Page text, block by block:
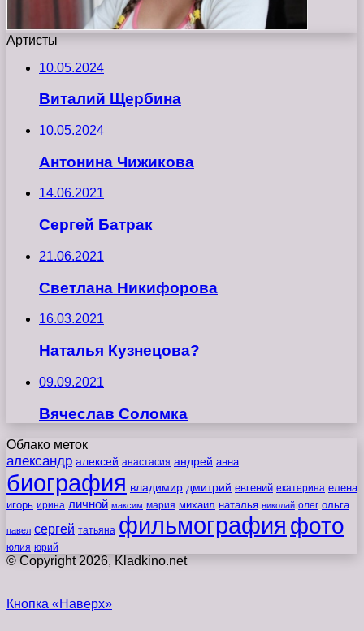
Артисты
10.05.2024
Виталий Щербина
10.05.2024
Антонина Чижикова
14.06.2021
Сергей Батрак
21.06.2021
Светлана Никифорова
16.03.2021
Наталья Кузнецова?
09.09.2021
Вячеслав Соломка
Облако меток
александр алексей анастасия андрей анна
биография владимир дмитрий евгений екатерина елена
игорь ирина личной максим мария михаил наталья николай олег ольга
павел сергей татьяна фильмография фото
юлия юрий
© Copyright 2026, Kladkino.net
Кнопка «Наверх»